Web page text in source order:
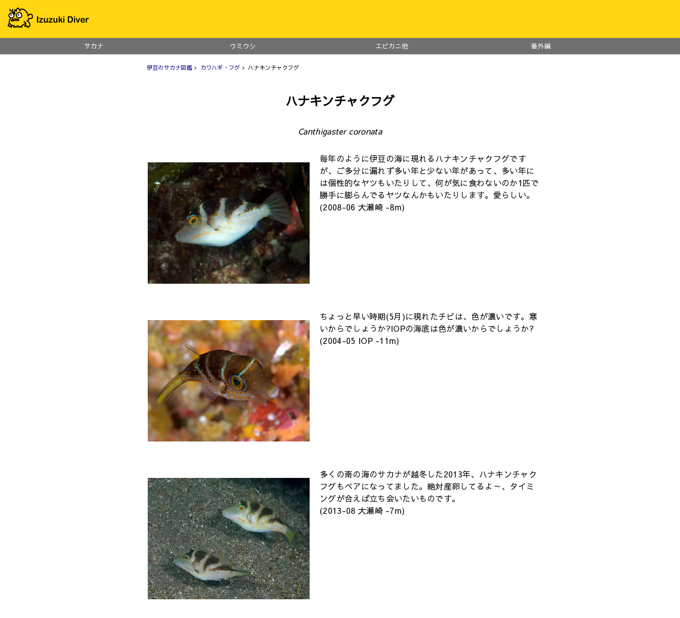
サカナ ウミウシ エビカニ他 番外編
伊豆のサカナ図鑑> カワハギ・フグ > ハナキンチャクフグ
ハナキンチャクフグ
Canthigaster coronata
毎年のように伊豆の海に現れるハナキンチャクフグです
が、ご多分に漏れず多い年と少ない年があって、多い年に
は個性的なヤツもいたりして、何が気に食わないのか1匹で
勝手に膨らんでるヤツなんかもいたりします。愛らしい。
(2008-06 大瀬崎 -8m)
ちょっと早い時期(5月)に現れたチビは、色が濃いです。寒
いからでしょうか?IOPの海底は色が濃いからでしょうか?
(2004-05 IOP -11m)
多くの南の海のサカナが越冬した2013年、ハナキンチャク
フグもペアになってました。絶対産卵してるよ～、タイミ
ングが合えば立ち会いたいものです。
(2013-08 大瀬崎 -7m)